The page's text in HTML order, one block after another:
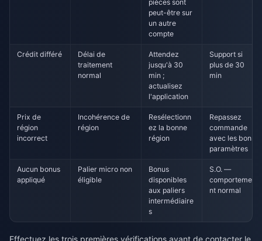
pièces sont
peut-être sur
un autre
compte
Crédit différé
Délai de
traitement
normal
Attendez
jusqu'à 30
min ;
actualisez
l'application
Support si
plus de 30
min
Prix de
région
incorrect
Incohérence de
région
Resélectionn
ez la bonne
région
Repassez
commande
avec les bons
paramètres
Aucun bonus
appliqué
Palier micro non
éligible
Bonus
disponibles
aux paliers
intermédiaire
s
S.O. —
comporteme
nt normal